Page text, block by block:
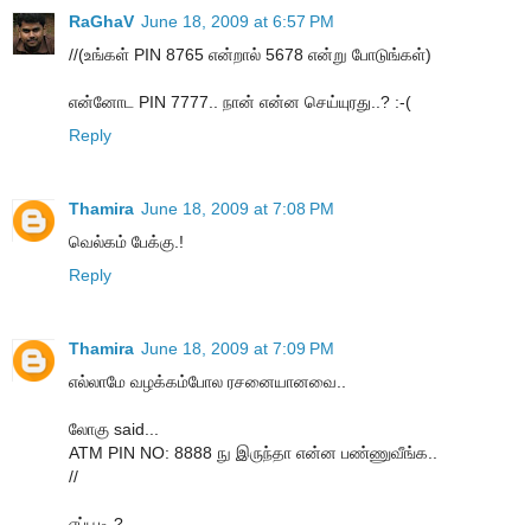
RaGhaV June 18, 2009 at 6:57 PM
//(உங்கள் PIN 8765 என்றால் 5678 என்று போடுங்கள்)
என்னோட PIN 7777.. நான் என்ன செய்யுரது..? :-(
Reply
Thamira June 18, 2009 at 7:08 PM
வெல்கம் பேக்கு.!
Reply
Thamira June 18, 2009 at 7:09 PM
எல்லாமே வழக்கம்போல ரசனையானவை..
லோகு said...
ATM PIN NO: 8888 நு இருந்தா என்ன பண்ணுவீங்க..
//